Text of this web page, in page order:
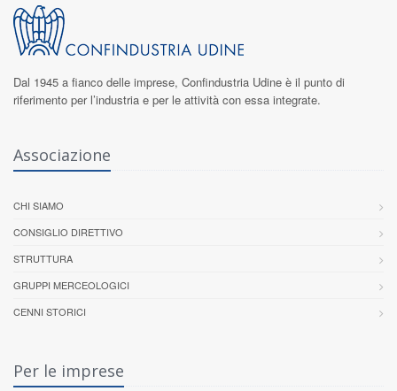
Dal 1945 a fianco delle imprese, Confindustria Udine è il punto di
riferimento per l’industria e per le attività con essa integrate.
Associazione
CHI SIAMO
CONSIGLIO DIRETTIVO
STRUTTURA
GRUPPI MERCEOLOGICI
CENNI STORICI
Per le imprese